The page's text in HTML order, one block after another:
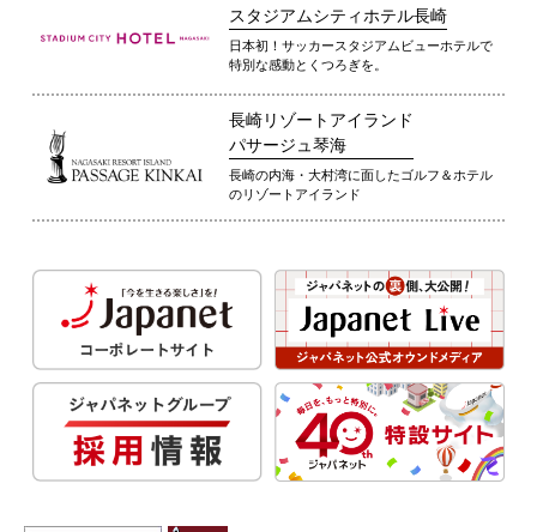
スタジアムシティホテル長崎
日本初！サッカースタジアムビューホテルで
特別な感動とくつろぎを。
長崎リゾートアイランド
パサージュ琴海
長崎の内海・大村湾に面したゴルフ＆ホテル
のリゾートアイランド